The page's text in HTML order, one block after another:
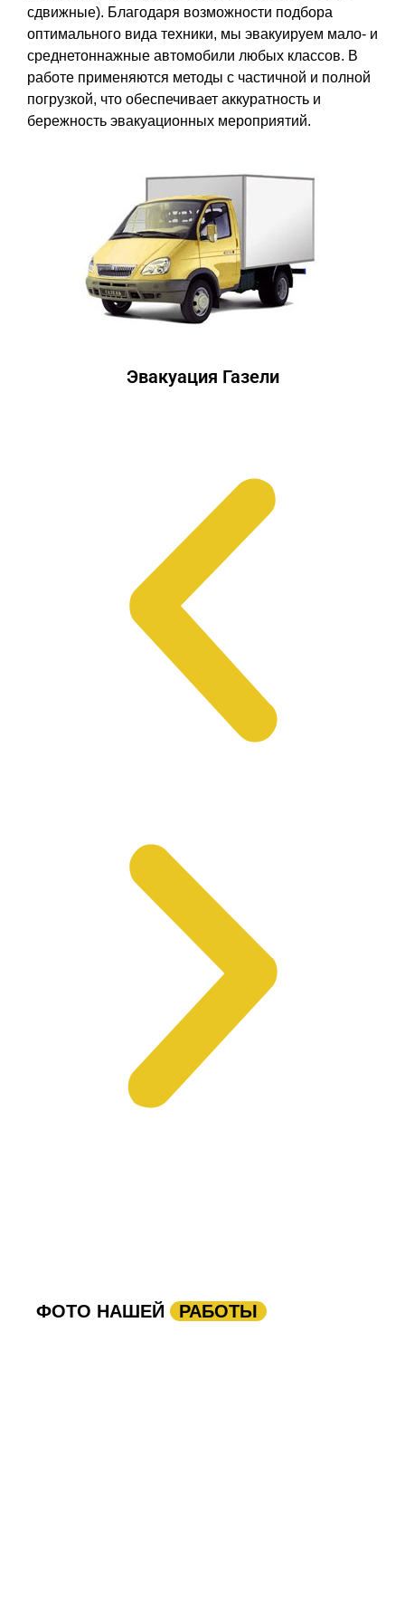
сдвижные). Благодаря возможности подбора
оптимального вида техники, мы эвакуируем мало- и
среднетоннажные автомобили любых классов. В
работе применяются методы с частичной и полной
погрузкой, что обеспечивает аккуратность и
бережность эвакуационных мероприятий.
Эвакуация Газели
ФОТО НАШЕЙ РАБОТЫ